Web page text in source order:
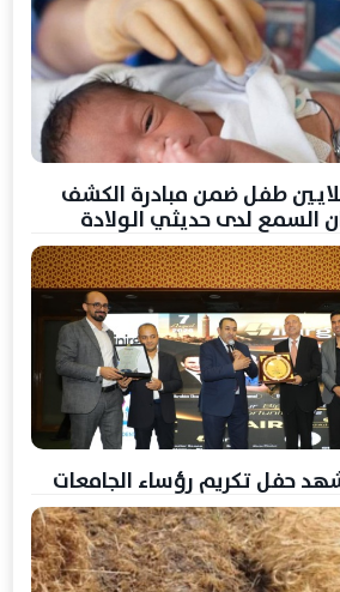
فحص 10 ملايين طفل ضمن مبادرة الكشف
السمع لدى حديثي الولادة
حفل تكريم رؤساء الجامعات